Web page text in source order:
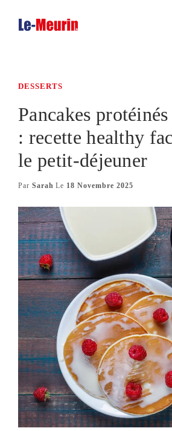
DESSERTS
Pancakes
: recette healthy
le petit-déjeuner
Par Sarah Le 18 Novembre 2025